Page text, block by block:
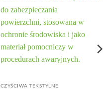
CZYŚCIWA TEKSTYLNE